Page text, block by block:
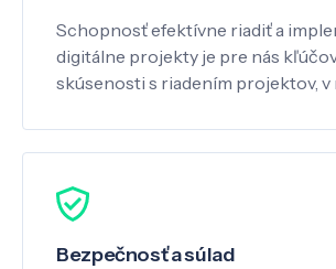
Schopnosť efektívne riadiť a
digitálne projekty je pre nás
skúsenosti s riadením projektov, v
Bezpečnosť a súlad